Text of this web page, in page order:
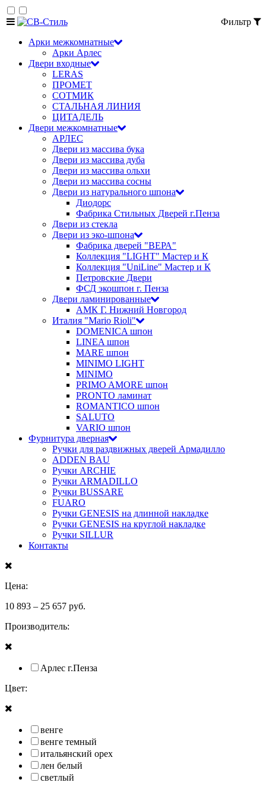
Фильтр
Арки межкомнатные
Арки Арлес
Двери входные
LERAS
ПРОМЕТ
СОТМИК
СТАЛЬНАЯ ЛИНИЯ
ЦИТАДЕЛЬ
Двери межкомнатные
АРЛЕС
Двери из массива бука
Двери из массива дуба
Двери из массива ольхи
Двери из массива сосны
Двери из натурального шпона
Диодорс
Фабрика Стильных Дверей г.Пенза
Двери из стекла
Двери из эко-шпона
Фабрика дверей "ВЕРА"
Коллекция "LIGHT" Мастер и К
Коллекция "UniLine" Мастер и К
Петровские Двери
ФСД экошпон г. Пенза
Двери ламинированные
АМК Г. Нижний Новгород
Италия "Mario Rioli"
DOMENICA шпон
LINEA шпон
MARE шпон
MINIMO LIGHT
MINIMO
PRIMO AMORE шпон
PRONTO ламинат
ROMANTICO шпон
SALUTO
VARIO шпон
Фурнитура дверная
Ручки для раздвижных дверей Армадилло
ADDEN BAU
Ручки ARCHIE
Ручки ARMADILLO
Ручки BUSSARE
FUARO
Ручки GENESIS на длинной накладке
Ручки GENESIS на круглой накладке
Ручки SILLUR
Контакты
Цена:
10 893 – 25 657 руб.
Производитель:
Арлес г.Пенза
Цвет:
венге
венге темный
итальянский орех
лен белый
светлый